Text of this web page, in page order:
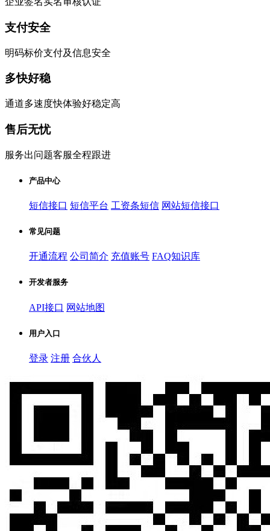
支付安全
明码标价支付及信息安全
多快好稳
通道多速度快体验好稳定高
售后无忧
服务出问题客服全程跟进
产品中心
短信接口 短信平台 工资条短信 网站短信接口
常见问题
开通流程 公司简介 充值账号 FAQ知识库
开发者服务
API接口 网站地图
用户入口
登录 注册 合伙人